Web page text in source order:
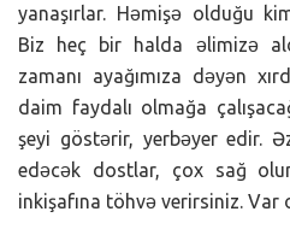
yanaşırlar. Həmişə olduğu
Biz heç bir halda əlimizə
zamanı ayağımıza dəyən
daim faydalı olmağa
şeyi göstərir, yerbəyer edir.
edəcək dostlar, çox sağ
inkişafına töhvə verirsiniz. Var